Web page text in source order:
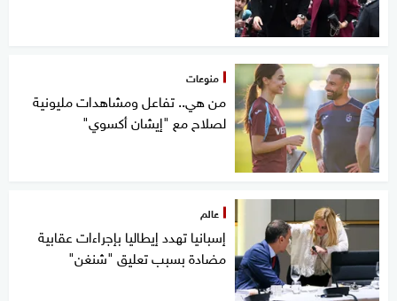
منوعات
من هي.. تفاعل ومشاهدات مليونية
لصلاح مع "إيشان أكسوي"
عالم
إسبانيا تهدد إيطاليا بإجراءات عقابية
مضادة بسبب تعليق "شنغن"